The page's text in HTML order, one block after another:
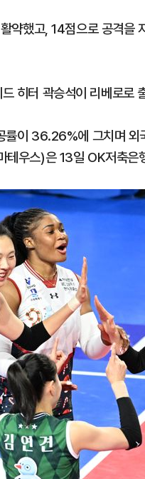
약했고, 14점으로 공격
히터 곽승석이 리베로로
률이 36.26%에 그치며
테우스)은 13일 OK저축은